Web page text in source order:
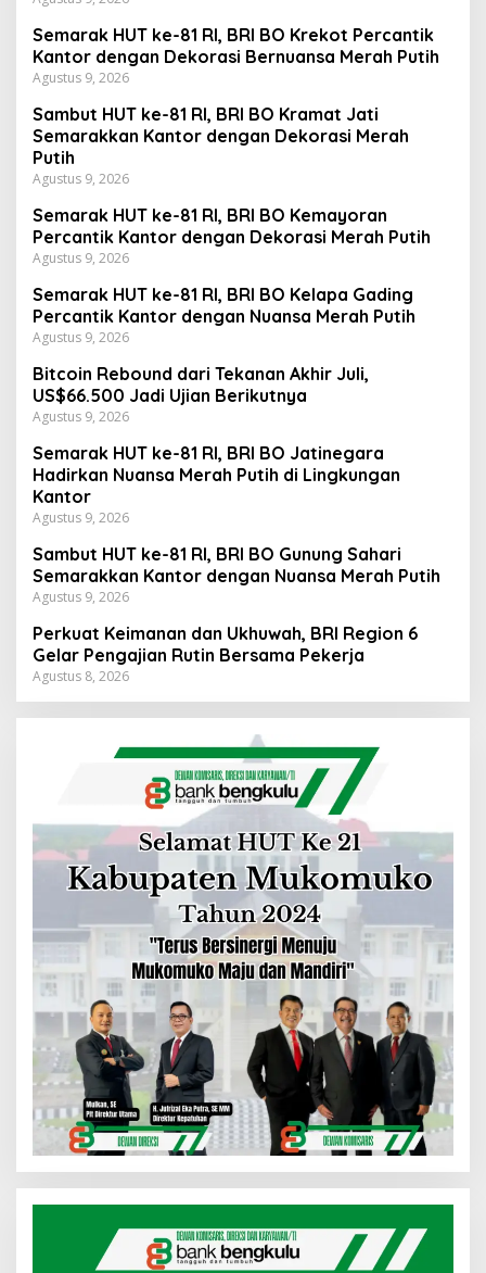
Semarak HUT ke-81 RI, BRI BO Krekot Percantik
Kantor dengan Dekorasi Bernuansa Merah Putih
Agustus 9, 2026
Sambut HUT ke-81 RI, BRI BO Kramat Jati
Semarakkan Kantor dengan Dekorasi Merah
Putih
Agustus 9, 2026
Semarak HUT ke-81 RI, BRI BO Kemayoran
Percantik Kantor dengan Dekorasi Merah Putih
Agustus 9, 2026
Semarak HUT ke-81 RI, BRI BO Kelapa Gading
Percantik Kantor dengan Nuansa Merah Putih
Agustus 9, 2026
Bitcoin Rebound dari Tekanan Akhir Juli,
US$66.500 Jadi Ujian Berikutnya
Agustus 9, 2026
Semarak HUT ke-81 RI, BRI BO Jatinegara
Hadirkan Nuansa Merah Putih di Lingkungan
Kantor
Agustus 9, 2026
Sambut HUT ke-81 RI, BRI BO Gunung Sahari
Semarakkan Kantor dengan Nuansa Merah Putih
Agustus 9, 2026
Perkuat Keimanan dan Ukhuwah, BRI Region 6
Gelar Pengajian Rutin Bersama Pekerja
Agustus 8, 2026